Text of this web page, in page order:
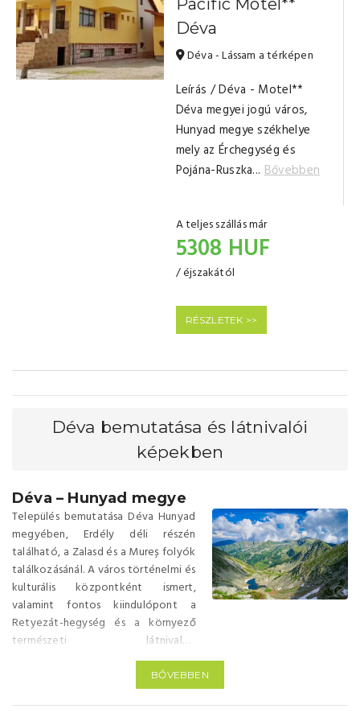
Pacific Motel**
Déva
Déva - Lássam a térképen
Leírás / Déva - Motel**
Déva megyei jogú város,
Hunyad megye székhelye
mely az Érchegység és
Pojána-Ruszka... Bővebben
A teljes szállás már
5308 HUF
/ éjszakától
RÉSZLETEK >>
Déva bemutatása és látnivalói
képekben
Déva – Hunyad megye
Település bemutatása Déva Hunyad
megyében, Erdély déli részén
található, a Zalasd és a Mureș folyók
találkozásánál. A város történelmi és
kulturális központként ismert,
valamint fontos kiindulópont a
Retyezát-hegység és a környező
természeti látnivalók
felfedezéséhez. Déva központjától
a térség fontos nevezetességei
könnyen elérhetők, a közlekedés jól
szervezett, GPS, Google Maps és
BŐVEBBEN